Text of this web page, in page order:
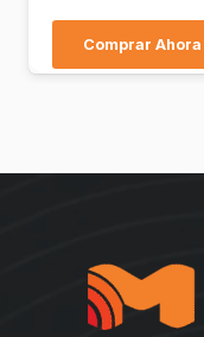
Comprar Ahora